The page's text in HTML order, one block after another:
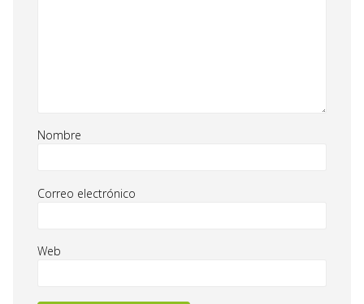
Nombre
Correo electrónico
Web